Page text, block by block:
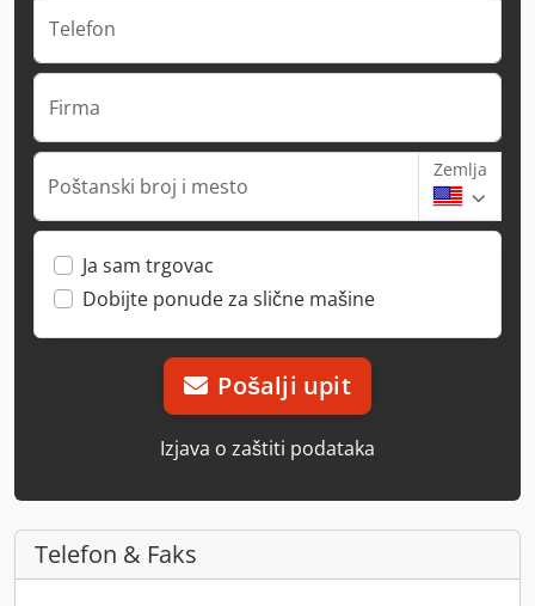
Telefon
Firma
Poštanski broj i mesto
Zemlja
Ja sam trgovac
Dobijte ponude za slične mašine
Pošalji upit
Izjava o zaštiti podataka
Telefon & Faks